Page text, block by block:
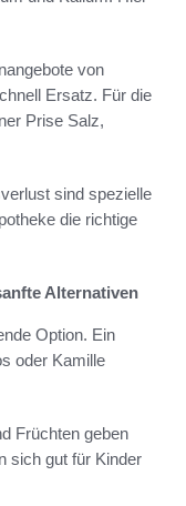
von
Ersatz. Für die
Prise Salz,
sind spezielle
die richtige
Alternativen
Option. Ein
oder Kamille
Früchten geben
sich gut für Kinder